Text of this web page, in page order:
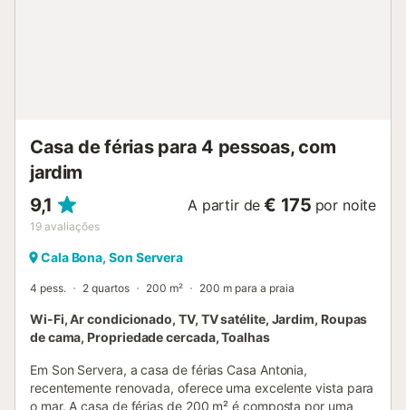
Casa de férias para 4 pessoas, com
jardim
9,1
19 avaliações
A partir de € 175 por noite
Cala Bona, Son Servera
4 pess. 2 quartos 200 m² 200 m para a praia
Wi-Fi, Ar condicionado, TV, TV satélite, Jardim, Roupas
de cama, Propriedade cercada, Toalhas
Em Son Servera, a casa de férias Casa Antonia,
recentemente renovada, oferece uma excelente vista para
o mar. A casa de férias de 200 m² é composta por uma